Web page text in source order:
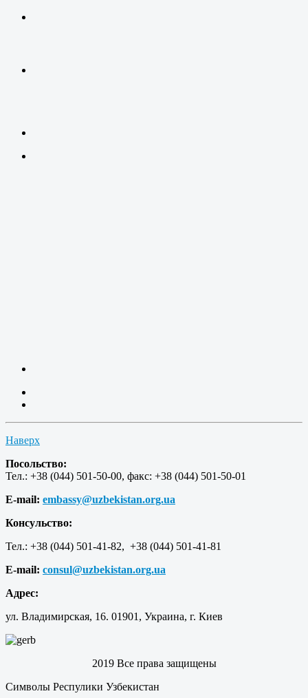
Наверх
Посольство:
Тел.: +38 (044) 501-50-00, факс: +38 (044) 501-50-01
E-mail: embassy@uzbekistan.org.ua
Консульство:
Тел.: +38 (044) 501-41-82, +38 (044) 501-41-81
E-mail: consul@uzbekistan.org.ua
Адрес:
ул. Владимирская, 16. 01901, Украина, г. Киев
2019 Все права защищены
Символы Респулики Узбекистан